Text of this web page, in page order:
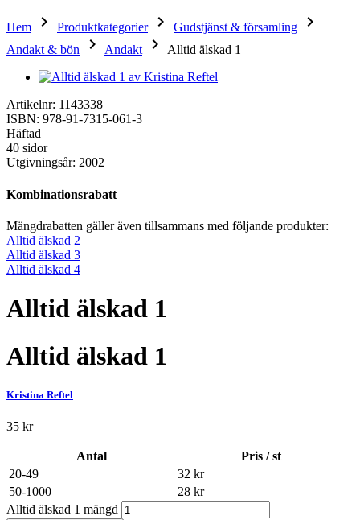
Hem keyboard_arrow_right Produktkategorier keyboard_arrow_right Gudstjänst & församling keyboard_arrow_right
Andakt & bön keyboard_arrow_right Andakt keyboard_arrow_right Alltid älskad 1
Artikelnr: 1143338
ISBN: 978-91-7315-061-3
Häftad
40 sidor
Utgivningsår: 2002
Kombinationsrabatt
Mängdrabatten gäller även tillsammans med följande produkter:
Alltid älskad 2
Alltid älskad 3
Alltid älskad 4
Alltid älskad 1
Alltid älskad 1
Kristina Reftel
35 kr
Antal
Pris / st
20-49
32 kr
50-1000
28 kr
Alltid älskad 1 mängd